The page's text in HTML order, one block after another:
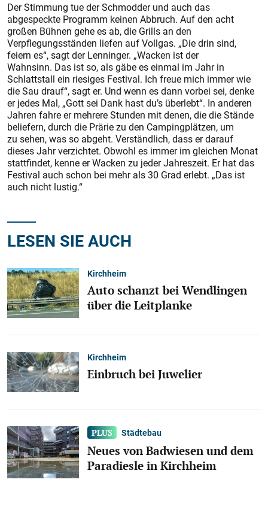
Der Stimmung tue der Schmodder und auch das
abgespeckte Programm keinen Abbruch. Auf den acht
großen Bühnen gehe es ab, die Grills an den
Verpflegungsständen liefen auf Vollgas. „Die drin sind,
feiern es“, sagt der Lenninger. „Wacken ist der
Wahnsinn. Das ist so, als gäbe es einmal im Jahr in
Schlattstall ein riesiges Festival. Ich freue mich immer wie
die Sau drauf“, sagt er. Und wenn es dann vorbei sei, denke
er jedes Mal, „Gott sei Dank hast du’s überlebt“. In anderen
Jahren fahre er mehrere Stunden mit denen, die die Stände
beliefern, durch die Prärie zu den Campingplätzen, um
zu sehen, was so abgeht. Verständlich, dass er darauf
dieses Jahr verzichtet. Obwohl es immer im gleichen Monat
stattfindet, kenne er Wacken zu jeder Jahreszeit. Er hat das
Festival auch schon bei mehr als 30 Grad erlebt. „Das ist
auch nicht lustig.“
LESEN SIE AUCH
Kirchheim
Auto schanzt bei Wendlingen
über die Leitplanke
Kirchheim
Einbruch bei Juwelier
Städtebau
Neues von Badwiesen und dem
Paradiesle in Kirchheim